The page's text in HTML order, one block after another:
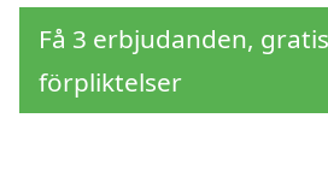
Få 3 erbjudanden,
förpliktelser